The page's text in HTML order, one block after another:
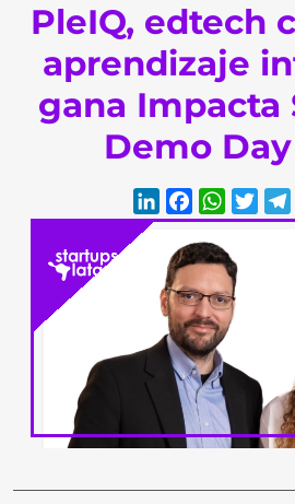
PleIQ, edtech
aprendizaje
gana
Demo